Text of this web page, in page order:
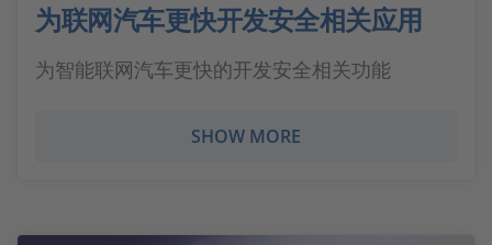
为联网汽车更快开发安全相关应用
为智能联网汽车更快的开发安全相关功能
SHOW MORE